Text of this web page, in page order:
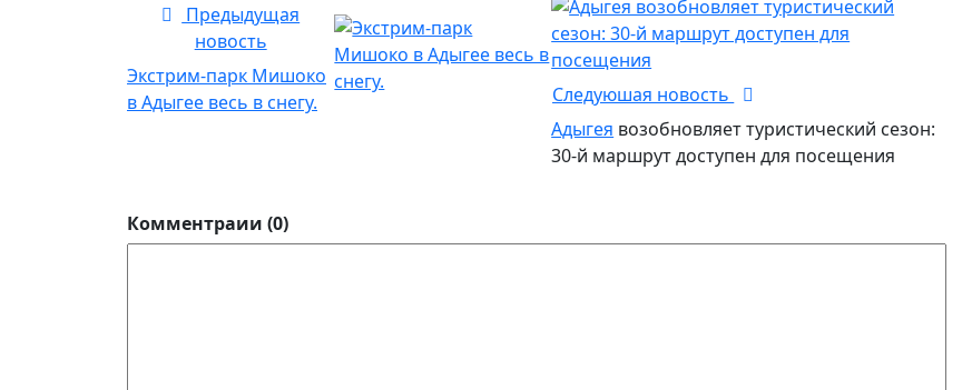
Предыдущая
новость
Экстрим-парк Мишоко
в Адыгее весь в снегу.
Следуюшая новость
Адыгея возобновляет туристический сезон:
30-й маршрут доступен для посещения
Комментраии (0)